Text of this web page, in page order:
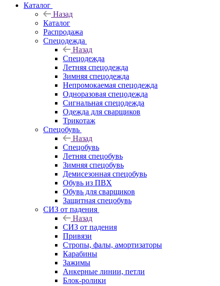
Каталог
Назад
Каталог
Распродажа
Спецодежда
Назад
Спецодежда
Летняя спецодежда
Зимняя спецодежда
Непромокаемая спецодежда
Одноразовая спецодежда
Сигнальная спецодежда
Одежда для сварщиков
Трикотаж
Спецобувь
Назад
Спецобувь
Летняя спецобувь
Зимняя спецобувь
Демисезонная спецобувь
Обувь из ПВХ
Обувь для сварщиков
Защитная спецобувь
СИЗ от падения
Назад
СИЗ от падения
Привязи
Стропы, фалы, амортизаторы
Карабины
Зажимы
Анкерные линии, петли
Блок-ролики